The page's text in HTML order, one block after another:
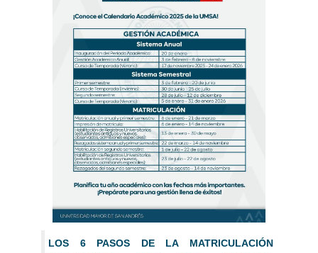
LOS 6 PASOS DE LA MATRICULACIÓN